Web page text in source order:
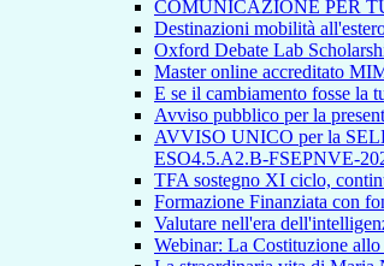
COMUNICAZIONE PER
Destinazioni mobilità
Oxford Debate Lab
Master online accreditato
E se il cambiamento fosse la
Avviso pubblico per la
AVVISO UNICO per la
ESO4.5.A2.B-FSEPNVE-
TFA sostegno XI ciclo,
Formazione Finanziata con
Valutare nell'era
Webinar: La Costituzione